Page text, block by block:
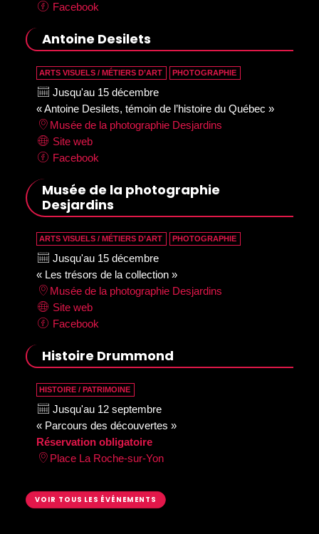
Facebook
Antoine Desilets
ARTS VISUELS / MÉTIERS D’ART PHOTOGRAPHIE
Jusqu'au 15 décembre
« Antoine Desilets, témoin de l’histoire du Québec »
Musée de la photographie Desjardins
Site web
Facebook
Musée de la photographie
Desjardins
ARTS VISUELS / MÉTIERS D’ART PHOTOGRAPHIE
Jusqu'au 15 décembre
« Les trésors de la collection »
Musée de la photographie Desjardins
Site web
Facebook
Histoire Drummond
HISTOIRE / PATRIMOINE
Jusqu'au 12 septembre
« Parcours des découvertes »
Réservation obligatoire
Place La Roche-sur-Yon
VOIR TOUS LES ÉVÉNEMENTS